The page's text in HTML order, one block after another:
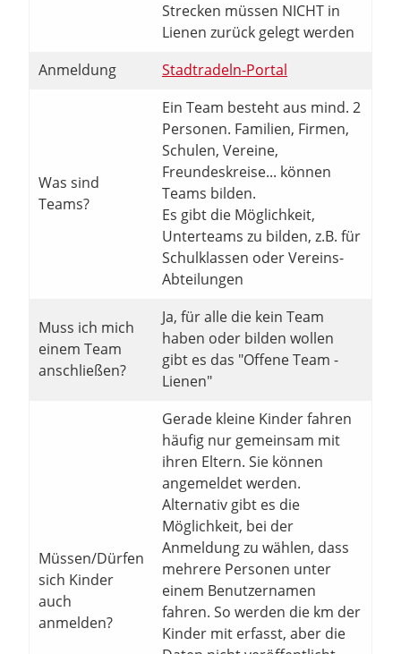
Strecken müssen NICHT in
Lienen zurück gelegt werden
Anmeldung
Stadtradeln-Portal
Was sind
Teams?
Ein Team besteht aus mind. 2
Personen. Familien, Firmen,
Schulen, Vereine,
Freundeskreise... können
Teams bilden.
Es gibt die Möglichkeit,
Unterteams zu bilden, z.B. für
Schulklassen oder Vereins-
Abteilungen
Muss ich mich
einem Team
anschließen?
Ja, für alle die kein Team
haben oder bilden wollen
gibt es das "Offene Team -
Lienen"
Müssen/Dürfen
sich Kinder
auch
anmelden?
Gerade kleine Kinder fahren
häufig nur gemeinsam mit
ihren Eltern. Sie können
angemeldet werden.
Alternativ gibt es die
Möglichkeit, bei der
Anmeldung zu wählen, dass
mehrere Personen unter
einem Benutzernamen
fahren. So werden die km der
Kinder mit erfasst, aber die